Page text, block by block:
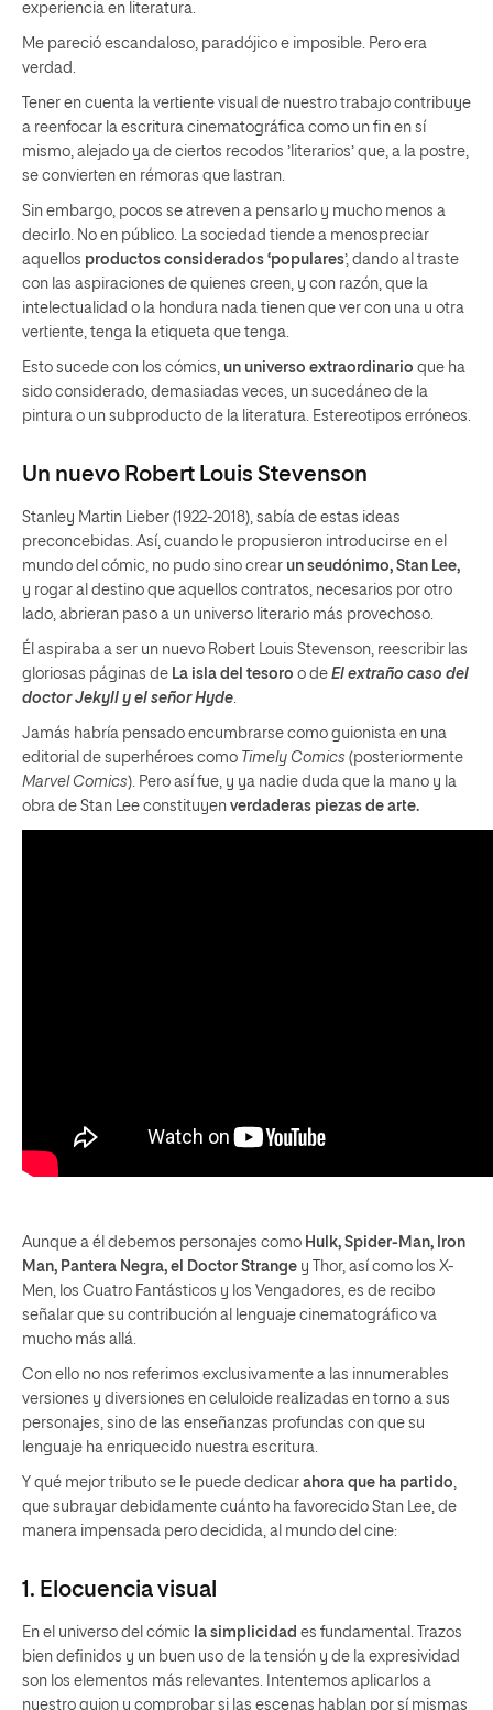
experiencia en literatura.
Me pareció escandaloso, paradójico e imposible. Pero era
verdad.
Tener en cuenta la vertiente visual de nuestro trabajo contribuye
a reenfocar la escritura cinematográfica como un fin en sí
mismo, alejado ya de ciertos recodos ’literarios’ que, a la postre,
se convierten en rémoras que lastran.
Sin embargo, pocos se atreven a pensarlo y mucho menos a
decirlo. No en público. La sociedad tiende a menospreciar
aquellos productos considerados ‘populares’, dando al traste
con las aspiraciones de quienes creen, y con razón, que la
intelectualidad o la hondura nada tienen que ver con una u otra
vertiente, tenga la etiqueta que tenga.
Esto sucede con los cómics, un universo extraordinario que ha
sido considerado, demasiadas veces, un sucedáneo de la
pintura o un subproducto de la literatura. Estereotipos erróneos.
Un nuevo Robert Louis Stevenson
Stanley Martin Lieber (1922-2018), sabía de estas ideas
preconcebidas. Así, cuando le propusieron introducirse en el
mundo del cómic, no pudo sino crear un seudónimo, Stan Lee,
y rogar al destino que aquellos contratos, necesarios por otro
lado, abrieran paso a un universo literario más provechoso.
Él aspiraba a ser un nuevo Robert Louis Stevenson, reescribir las
gloriosas páginas de La isla del tesoro o de El extraño caso del
doctor Jekyll y el señor Hyde.
Jamás habría pensado encumbrarse como guionista en una
editorial de superhéroes como Timely Comics (posteriormente
Marvel Comics). Pero así fue, y ya nadie duda que la mano y la
obra de Stan Lee constituyen verdaderas piezas de arte.
Aunque a él debemos personajes como Hulk, Spider-Man, Iron
Man, Pantera Negra, el Doctor Strange y Thor, así como los X-
Men, los Cuatro Fantásticos y los Vengadores, es de recibo
señalar que su contribución al lenguaje cinematográfico va
mucho más allá.
Con ello no nos referimos exclusivamente a las innumerables
versiones y diversiones en celuloide realizadas en torno a sus
personajes, sino de las enseñanzas profundas con que su
lenguaje ha enriquecido nuestra escritura.
Y qué mejor tributo se le puede dedicar ahora que ha partido,
que subrayar debidamente cuánto ha favorecido Stan Lee, de
manera impensada pero decidida, al mundo del cine:
1. Elocuencia visual
En el universo del cómic la simplicidad es fundamental. Trazos
bien definidos y un buen uso de la tensión y de la expresividad
son los elementos más relevantes. Intentemos aplicarlos a
nuestro guion y comprobar si las escenas hablan por sí mismas